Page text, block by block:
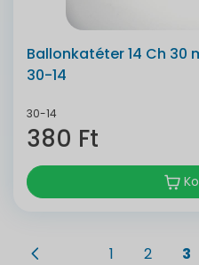
Ballonkatéter 14 Ch 30
30-14
30-14
380 Ft
1 2 3